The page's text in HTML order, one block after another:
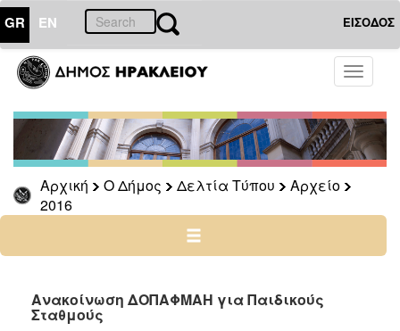
GR EN ΕΙΣΟΔΟΣ
Toggle
Αρχική Ο Δήμος Δελτία Τύπου
Αρχείο
2016
ΔΗΜΟΣ
Δελτία
Τύπου
Αρχείο
2026
2025
2022
2021
Ανακοίνωση ΔΟΠΑΦΜΑΗ για Παιδικούς
Σταθμούς